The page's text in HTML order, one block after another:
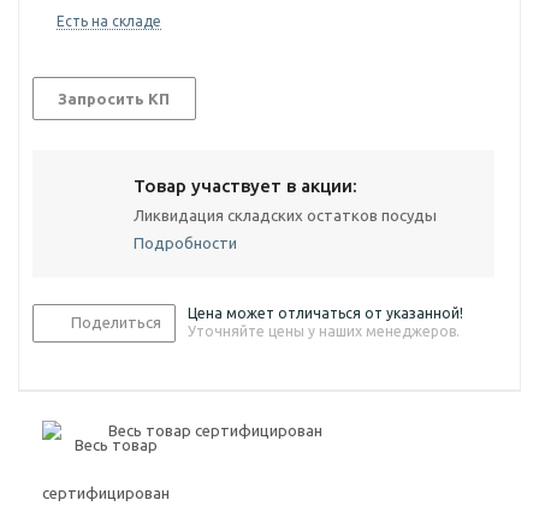
Есть на складе
Запросить КП
Товар участвует в акции:
Ликвидация складских остатков посуды
Подробности
Поделиться
Цена может отличаться от указанной!
Уточняйте цены у наших менеджеров.
Весь товар сертифицирован